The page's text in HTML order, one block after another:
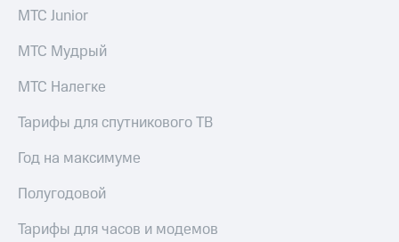
МТС Junior
МТС Мудрый
МТС Налегке
Тарифы для спутникового ТВ
Год на максимуме
Полугодовой
Тарифы для часов и модемов